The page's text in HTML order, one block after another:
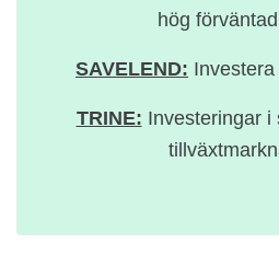
hög
SAVELEND:
TRINE: Investeringar i